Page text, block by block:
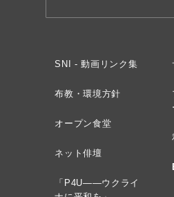
SNI - 動画リンク集
布教・環境方針
オープン食堂
ネット俳壇
「P4U——ウクライ